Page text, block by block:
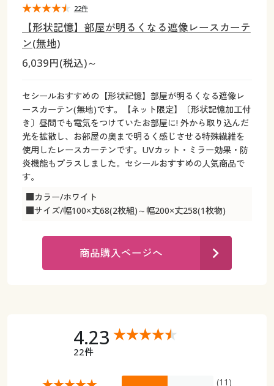
大きいサイズ レディース下着
大きいサイズ 事務・制服
カタログ
デジタルカタログ
カタログ無料プレゼント
会員メニュー
マイページ
閲覧履歴
お気に入り
大きいサイズ メンズ
大きいサイズ 事務・制服
カタログ
カタログ・チラシからのご注文
デジタルカタログ
カタログ無料プレゼント
会員メニュー
マイページ
閲覧履歴
お気に入り
よくある質問とお問い合わせ
【形状記憶】部屋が明るくなる遮像レースカーテ
ン(無地)
6,039円(税込)～
セシールおすすめの【形状記憶】部屋が明るくなる遮像レ
ースカーテン(無地)です。【ネット限定】〔形状記憶加工付
き〕昼間でも電気をつけていたお部屋に! 外から取り込んだ
光を拡散し、お部屋の奥まで明るく感じさせる特殊繊維を
使用したレースカーテンです。UVカット・ミラー効果・防
炎機能もプラスしました。セシールおすすめの人気商品で
す。
■カラー/ホワイト
■サイズ/幅100×丈68(2枚組)～幅200×丈258(1枚物)
22件
商品購入ページへ
4.23
22件
(11)